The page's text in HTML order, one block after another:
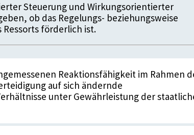
Steuerung und Wirkungsorientierter
ob das Regelungs- beziehungsweise
Ressorts förderlich ist.
Reaktionsfähigkeit im Rahmen
auf sich ändernde
unter Gewährleistung der